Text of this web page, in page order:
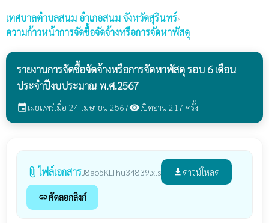
เทศบาลตำบลสนม อำเภอสนม จังหวัดสุรินทร์›
ความก้าวหน้าการจัดซื้อจัดจ้างหรือการจัดหาพัสดุ
รายงานการจัดซื้อจัดจ้างหรือการจัดหาพัสดุ รอบ 6 เดือน
ประจำปีงบประมาณ พ.ศ.2567
eventเผยแพร่เมื่อ 24 เมษายน 2567visibilityเปิดอ่าน 217 ครั้ง
attach_file ไฟล์เอกสาร J8ao5KLThu34839.xls file_download ดาวน์โหลด
linkคัดลอกลิงก์